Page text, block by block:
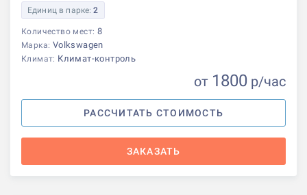
Единиц в парке:2
Количество мест: 8
Марка: Volkswagen
Климат: Климат-контроль
от 1800 р/час
РАССЧИТАТЬ СТОИМОСТЬ
ЗАКАЗАТЬ